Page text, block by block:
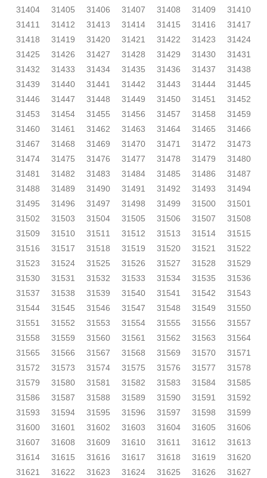
31404
31405 31406 31407 31408 31409
31410
31411
31412 31413 31414 31415 31416
31417
31418
31419 31420 31421 31422 31423
31424
31425
31426 31427 31428 31429 31430
31431
31432
31433 31434 31435 31436 31437
31438
31439
31440 31441 31442 31443 31444
31445
31446
31447 31448 31449 31450 31451
31452
31453
31454 31455 31456 31457 31458
31459
31460
31461 31462 31463 31464 31465
31466
31467
31468 31469 31470 31471 31472
31473
31474
31475 31476 31477 31478 31479
31480
31481
31482 31483 31484 31485 31486
31487
31488
31489 31490 31491 31492 31493
31494
31495
31496 31497 31498 31499 31500
31501
31502
31503 31504 31505 31506 31507
31508
31509
31510 31511 31512 31513 31514
31515
31516
31517 31518 31519 31520 31521
31522
31523
31524 31525 31526 31527 31528
31529
31530
31531 31532 31533 31534 31535
31536
31537
31538 31539 31540 31541 31542
31543
31544
31545 31546 31547 31548 31549
31550
31551
31552 31553 31554 31555 31556
31557
31558
31559 31560 31561 31562 31563
31564
31565
31566 31567 31568 31569 31570
31571
31572
31573 31574 31575 31576 31577
31578
31579
31580 31581 31582 31583 31584
31585
31586
31587 31588 31589 31590 31591
31592
31593
31594 31595 31596 31597 31598
31599
31600
31601 31602 31603 31604 31605
31606
31607
31608 31609 31610 31611 31612
31613
31614
31615 31616 31617 31618 31619
31620
31621
31622 31623 31624 31625 31626
31627